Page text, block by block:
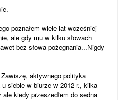
poznałem wiele lat wcześniej
ale gdy mu w kilku słowach
bez słowa pożegnania...Nigdy
Zawiszę, aktywnego polityka
siebie w biurze w 2012 r., kilka
kiedy przeszedłem do sedna